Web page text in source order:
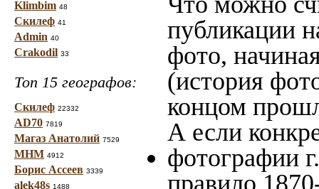
Klimbim 48
Скилеф 41
Admin 40
Crakodil 33
Топ 15 географов:
Скилеф 22332
AD70 7819
Магаз Анатолий 7529
МНМ 4912
Борис Ассеев 3339
alek48s 1488
публикации
фото,
(история
концом
А если
фотографии
правило